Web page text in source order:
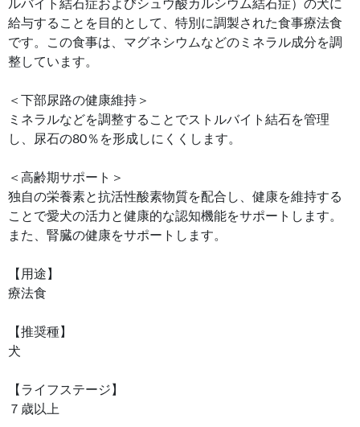
ルバイト結石症およびシュウ酸カルシウム結石症）の犬に
給与することを目的として、特別に調製された食事療法食
です。この食事は、マグネシウムなどのミネラル成分を調
整しています。
＜下部尿路の健康維持＞
ミネラルなどを調整することでストルバイト結石を管理
し、尿石の80％を形成しにくくします。
＜高齢期サポート＞
独自の栄養素と抗活性酸素物質を配合し、健康を維持する
ことで愛犬の活力と健康的な認知機能をサポートします。
また、腎臓の健康をサポートします。
【用途】
療法食
【推奨種】
犬
【ライフステージ】
７歳以上